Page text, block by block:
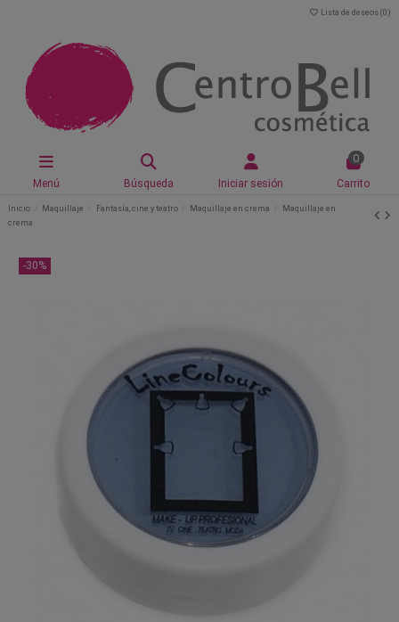
Lista de deseos (0 )
Menú Búsqueda Iniciar sesión
0
Carrito
Inicio Maquillaje Fantasía, cine y teatro Maquillaje en crema
Maquillaje en
crema
-30%